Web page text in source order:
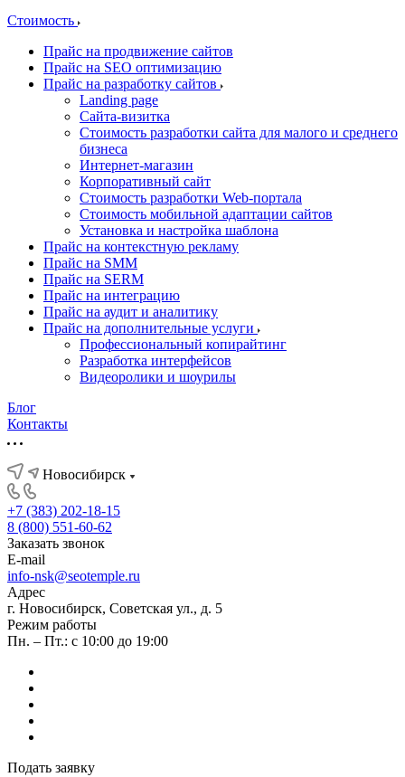
Стоимость
Прайс на продвижение сайтов
Прайс на SEO оптимизацию
Прайс на разработку сайтов
Landing page
Cайта-визитка
Стоимость разработки сайта для малого и среднего
бизнеса
Интернет-магазин
Корпоративный сайт
Стоимость разработки Web-портала
Стоимость мобильной адаптации сайтов
Установка и настройка шаблона
Прайс на контекстную рекламу
Прайс на SMM
Прайс на SERM
Прайс на интеграцию
Прайс на аудит и аналитику
Прайс на дополнительные услуги
Профессиональный копирайтинг
Разработка интерфейсов
Видеоролики и шоурилы
Блог
Контакты
Новосибирск
+7 (383) 202-18-15
8 (800) 551-60-62
Заказать звонок
E-mail
info-nsk@seotemple.ru
Адрес
г. Новосибирск, Советская ул., д. 5
Режим работы
Пн. – Пт.: с 10:00 до 19:00
Подать заявку